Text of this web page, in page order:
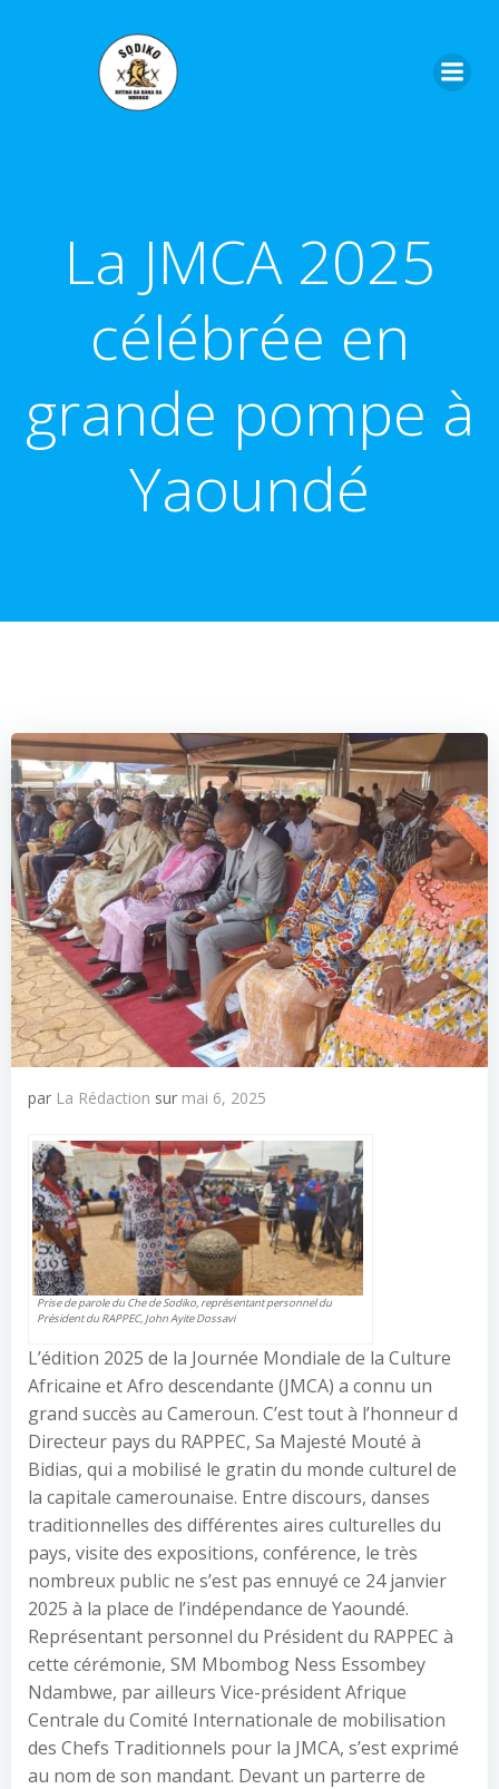
La JMCA 2025
célébrée en
grande pompe à
Yaoundé
par La Rédaction sur mai 6, 2025
Prise de parole du Che de Sodiko, représentant personnel du
Président du RAPPEC, John Ayite Dossavi
L’édition 2025 de la Journée Mondiale de la Culture
Africaine et Afro descendante (JMCA) a connu un
grand succès au Cameroun. C’est tout à l’honneur d
Directeur pays du RAPPEC, Sa Majesté Mouté à
Bidias, qui a mobilisé le gratin du monde culturel de
la capitale camerounaise. Entre discours, danses
traditionnelles des différentes aires culturelles du
pays, visite des expositions, conférence, le très
nombreux public ne s’est pas ennuyé ce 24 janvier
2025 à la place de l’indépendance de Yaoundé.
Représentant personnel du Président du RAPPEC à
cette cérémonie, SM Mbombog Ness Essombey
Ndambwe, par ailleurs Vice-président Afrique
Centrale du Comité Internationale de mobilisation
des Chefs Traditionnels pour la JMCA, s’est exprimé
au nom de son mandant. Devant un parterre de